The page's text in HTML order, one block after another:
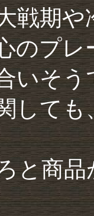
戦期や
のプレ
いそう
しても
と商